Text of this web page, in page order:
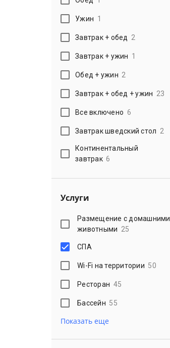
Ужин 1
Завтрак + обед 2
Завтрак + ужин 1
Обед + ужин 2
Завтрак + обед + ужин 23
Все включено 6
Завтрак шведский стол 2
Континентальный
завтрак 6
Услуги
Размещение с домашними
животными 25
СПА
Wi-Fi на территории 50
Ресторан 45
Бассейн 55
Показать еще